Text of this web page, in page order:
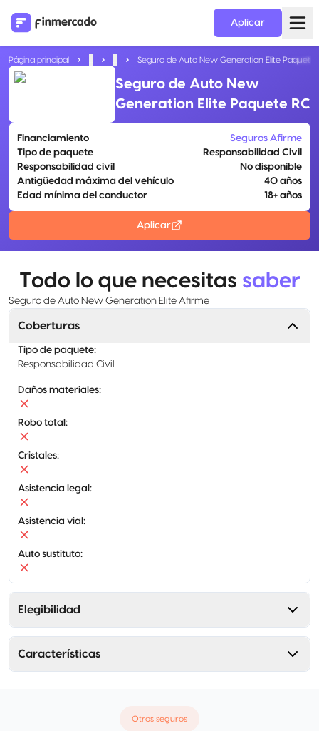
Aplicar
Página principal Seguro de Auto New Generation Elite Paquete
Seguro de Auto New
Generation Elite Paquete RC
Financiamiento
Seguros Afirme
Tipo de paquete
Responsabilidad Civil
Responsabilidad civil
No disponible
Antigüedad máxima del vehículo
40 años
Edad mínima del conductor
18+ años
Aplicar
Todo lo que necesitas saber
Seguro de Auto New Generation Elite Afirme
Coberturas
Tipo de paquete:
Responsabilidad Civil
Daños materiales:
Robo total :
Cristales:
Asistencia legal :
Asistencia vial :
Auto sustituto:
Elegibilidad
Características
Otros seguros